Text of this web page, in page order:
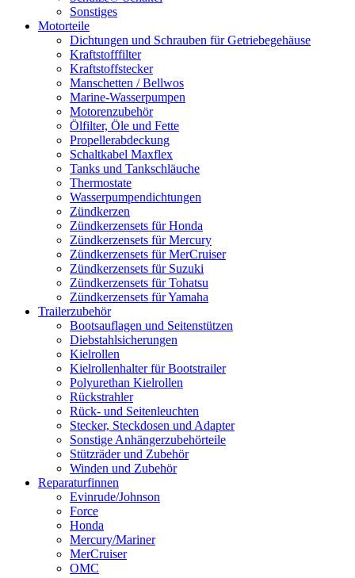
Sonstiges
Motorteile
Dichtungen und Schrauben für Getriebegehäuse
Kraftstofffilter
Kraftstoffstecker
Manschetten / Bellwos
Marine-Wasserpumpen
Motorenzubehör
Ölfilter, Öle und Fette
Propellerabdeckung
Schaltkabel Maxflex
Tanks und Tankschläuche
Thermostate
Wasserpumpendichtungen
Zündkerzen
Zündkerzensets für Honda
Zündkerzensets für Mercury
Zündkerzensets für MerCruiser
Zündkerzensets für Suzuki
Zündkerzensets für Tohatsu
Zündkerzensets für Yamaha
Trailerzubehör
Bootsauflagen und Seitenstützen
Diebstahlsicherungen
Kielrollen
Kielrollenhalter für Bootstrailer
Polyurethan Kielrollen
Rückstrahler
Rück- und Seitenleuchten
Stecker, Steckdosen und Adapter
Sonstige Anhängerzubehörteile
Stützräder und Zubehör
Winden und Zubehör
Reparaturfinnen
Evinrude/Johnson
Force
Honda
Mercury/Mariner
MerCruiser
OMC